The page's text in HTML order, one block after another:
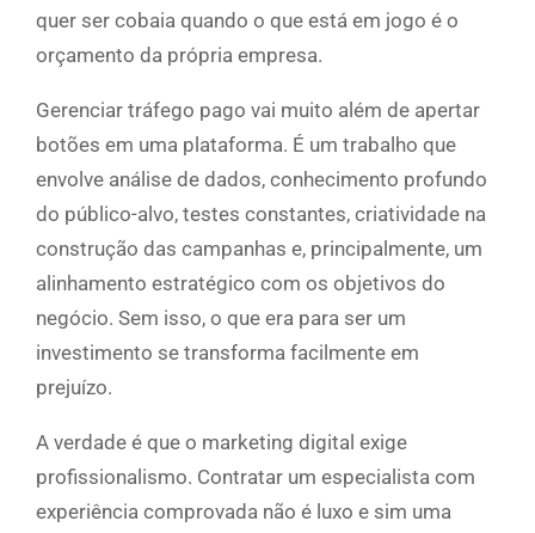
quer ser cobaia quando o que está em jogo é o
orçamento da própria empresa.
Gerenciar tráfego pago vai muito além de apertar
botões em uma plataforma. É um trabalho que
envolve análise de dados, conhecimento profundo
do público-alvo, testes constantes, criatividade na
construção das campanhas e, principalmente, um
alinhamento estratégico com os objetivos do
negócio. Sem isso, o que era para ser um
investimento se transforma facilmente em
prejuízo.
A verdade é que o marketing digital exige
profissionalismo. Contratar um especialista com
experiência comprovada não é luxo e sim uma